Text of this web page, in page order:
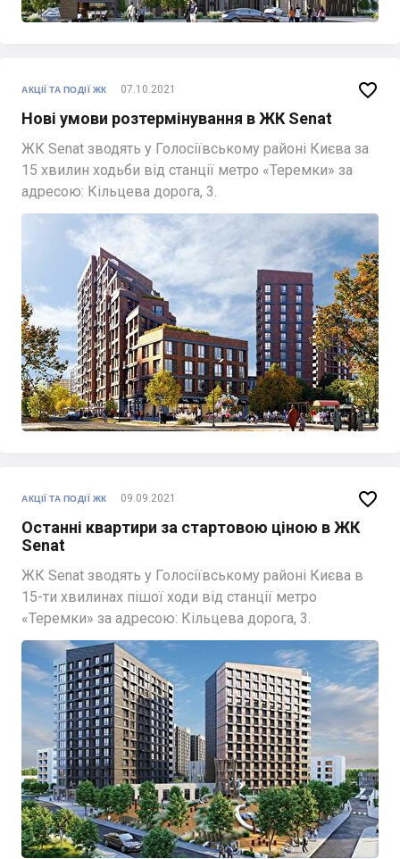
АКЦІЇ ТА ПОДІЇ ЖК 07.10.2021
Нові умови розтермінування в ЖК Senat
ЖК Senat зводять у Голосіївському районі Києва за
15 хвилин ходьби від станції метро «Теремки» за
адресою: Кільцева дорога, 3.

АКЦІЇ ТА ПОДІЇ ЖК 09.09.2021
Останні квартири за стартовою ціною в ЖК
Senat
ЖК Senat зводять у Голосіївському районі Києва в
15-ти хвилинах пішої ходи від станції метро
«Теремки» за адресою: Кільцева дорога, 3.
